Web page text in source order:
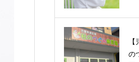
の
の